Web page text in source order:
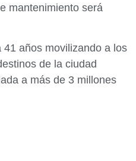
mantenimiento será
años movilizando a los
de la ciudad
a más de 3 millones